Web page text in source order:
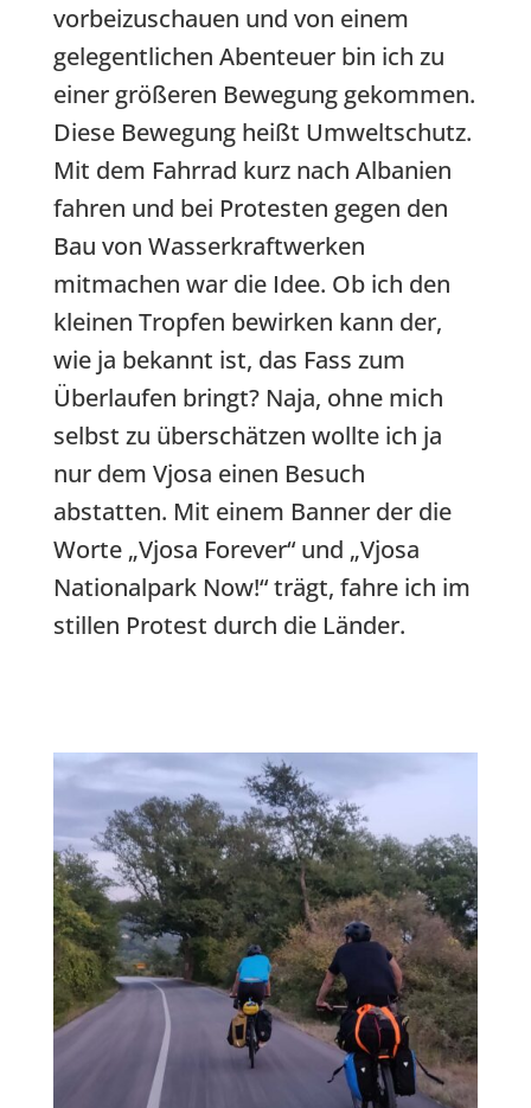
vorbeizuschauen und von einem
gelegentlichen Abenteuer bin ich zu
einer größeren Bewegung gekommen.
Diese Bewegung heißt Umweltschutz.
Mit dem Fahrrad kurz nach Albanien
fahren und bei Protesten gegen den
Bau von Wasserkraftwerken
mitmachen war die Idee. Ob ich den
kleinen Tropfen bewirken kann der,
wie ja bekannt ist, das Fass zum
Überlaufen bringt? Naja, ohne mich
selbst zu überschätzen wollte ich ja
nur dem Vjosa einen Besuch
abstatten. Mit einem Banner der die
Worte „Vjosa Forever“ und „Vjosa
Nationalpark Now!“ trägt, fahre ich im
stillen Protest durch die Länder.